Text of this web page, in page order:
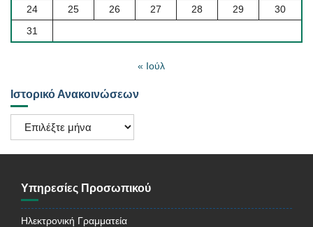
24
25 26 27 28 29
30
31
« Ιούλ
Ιστορικό Ανακοινώσεων
Ιστορικό
Ανακοινώσεων
Υπηρεσίες Προσωπικού
Ηλεκτρονική Γραμματεία